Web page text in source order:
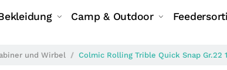
Camp & Outdoor
und Wirbel Colmic Rolling Trible Quick Snap Gr.22